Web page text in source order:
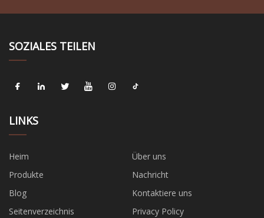
SOZIALES TEILEN
LINKS
Heim
Über uns
Produkte
Nachricht
Blog
Kontaktiere uns
Seitenverzeichnis
Privacy Policy